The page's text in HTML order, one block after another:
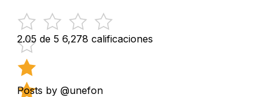
2.05 de 5 6,278 calificaciones
Posts by @unefon